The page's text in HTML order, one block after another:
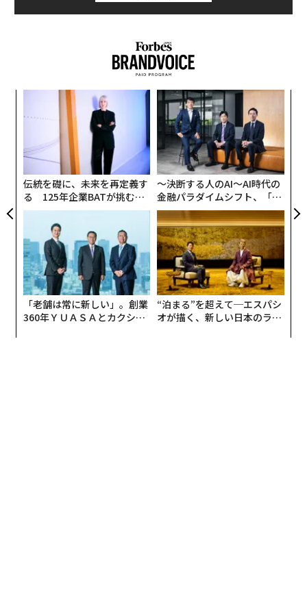
伝統を礎に、未来を再定義す
る 125年企業BATが挑むス
モークレスな未来
〜決断する人のAI〜AI時代の
金融パラダイムシフト、「超
個別化」の核心 【MUFG×ウ
ェルスナビ×PwC】
「老舗は常に新しい」。創業
360年ＹＵＡＳＡとカクシン
“泊まる”を超えて─エスパシ
オが描く、新しい日本のラグ